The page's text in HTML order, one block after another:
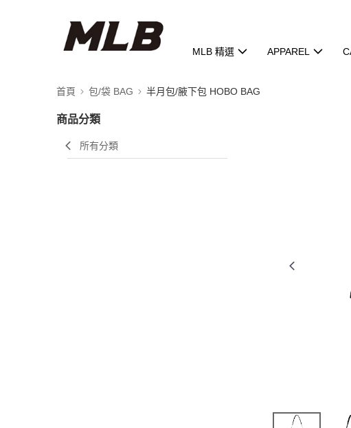
MLB 精選 APPAREL
首頁 包/袋 BAG 半月包/腋下包 HOBO BAG
商品分類
所有分類